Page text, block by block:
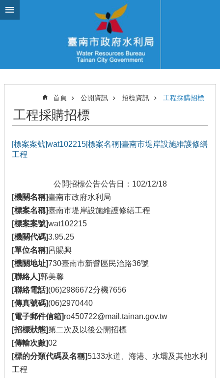
跳到主要內容區塊
首頁 公開資訊 招標資訊 工程採購招標
工程採購招標
[標案案號]wat102215[標案名稱]臺南市堤岸設施維護修繕
工程
公開招標公告公告日：102/12/18
[機關名稱]臺南市政府水利局
[標案名稱]臺南市堤岸設施維護修繕工程
[標案案號]wat102215
[機關代碼]3.95.25
[單位名稱]呂賜興
[機關地址]730臺南市新營區民治路36號
[聯絡人]郭美馨
[聯絡電話](06)2986672分機7656
[傳真號碼](06)2970440
[電子郵件信箱]ro450722@mail.tainan.gov.tw
[招標狀態]第二次及以後公開招標
[傳輸次數]02
[標的分類代碼及名稱]5133水道、海港、水壩及其他水利
工程